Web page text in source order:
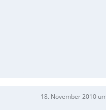
18. November 2010